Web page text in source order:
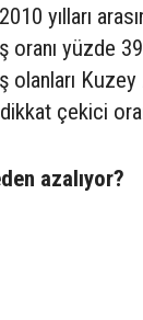
yılları
oranı yüzde
olanları
dikkat çekici
azalıyor?